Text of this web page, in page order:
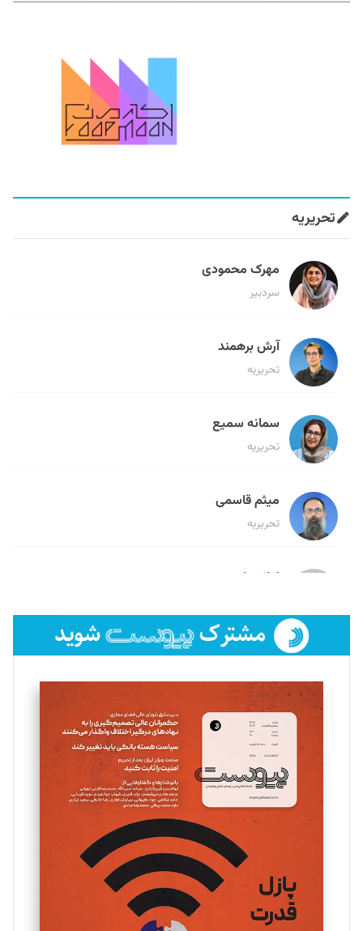
تحریریه
مهرک محمودی
سردبیر
آرش برهمند
تحریریه
سمانه سمیع
تحریریه
میثم قاسمی
تحریریه
لیلا حنارود
فائزه فتحی رستمی
تحریریه
سروش کرمیان
تحریریه
مینا پاکدل
یسنا امان‌پور
تحریریه